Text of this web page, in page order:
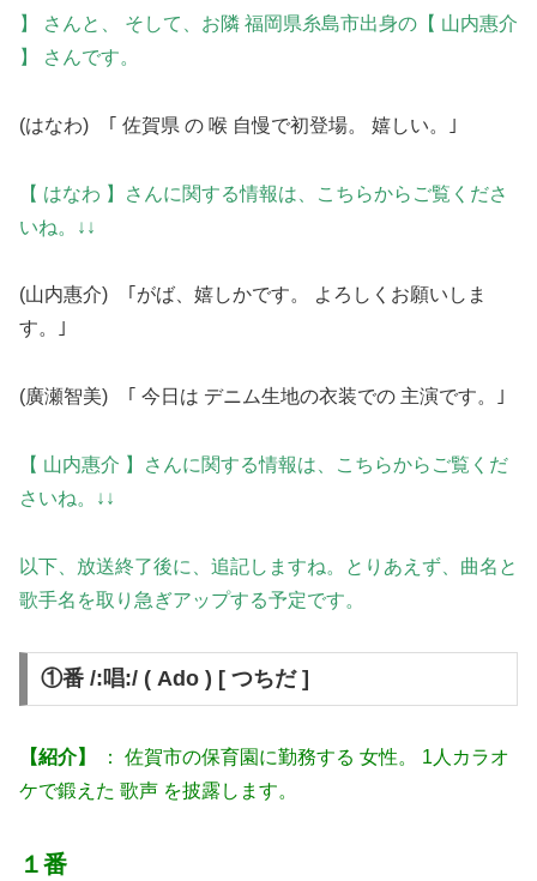
】 さんと、 そして、お隣 福岡県糸島市出身の【 山内惠介
】 さんです。
(はなわ) ｢ 佐賀県 の 喉 自慢で初登場。 嬉しい。｣
【 はなわ 】さんに関する情報は、こちらからご覧くださ
いね。↓↓
(山内惠介) ｢がば、嬉しかです。 よろしくお願いしま
す。｣
(廣瀬智美) ｢ 今日は デニム生地の衣装での 主演です。｣
【 山内惠介 】さんに関する情報は、こちらからご覧くだ
さいね。↓↓
以下、放送終了後に、追記しますね。とりあえず、曲名と
歌手名を取り急ぎアップする予定です。
①番 /:唱:/ ( Ado ) [ つちだ ]
【紹介】
： 佐賀市の保育園に勤務する 女性。 1人カラオ
ケで鍛えた 歌声 を披露します。
１番